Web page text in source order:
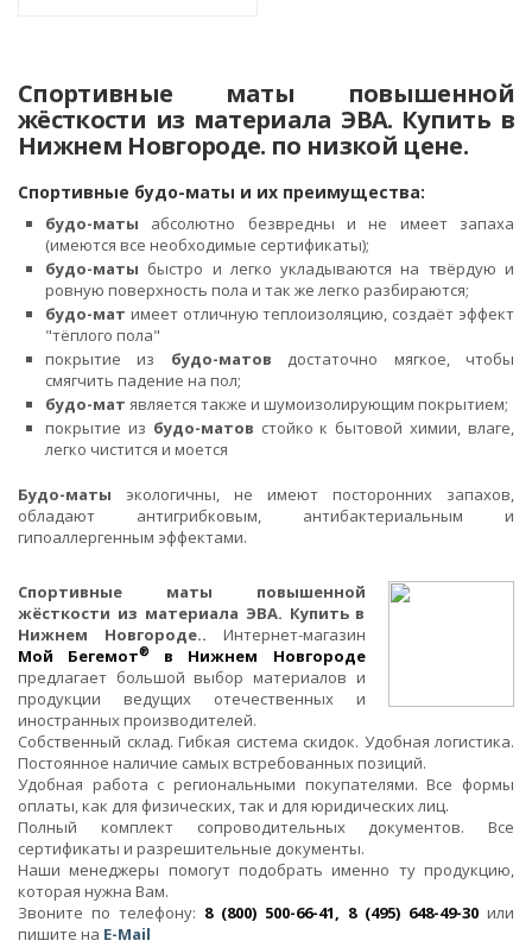
Спортивные маты повышенной
жёсткости из материала ЭВА. Купить в
Нижнем Новгороде. по низкой цене.
Спортивные будо-маты и их преимущества:
будо-маты абсолютно безвредны и не имеет запаха
(имеются все необходимые сертификаты);
будо-маты быстро и легко укладываются на твёрдую и
ровную поверхность пола и так же легко разбираются;
будо-мат имеет отличную теплоизоляцию, создаёт эффект
"тёплого пола"
покрытие из будо-матов достаточно мягкое, чтобы
смягчить падение на пол;
будо-мат является также и шумоизолирующим покрытием;
покрытие из будо-матов стойко к бытовой химии, влаге,
легко чистится и моется
Будо-маты экологичны, не имеют посторонних запахов,
обладают антигрибковым, антибактериальным и
гипоаллергенным эффектами.
Спортивные маты повышенной
жёсткости из материала ЭВА. Купить в
Нижнем Новгороде.. Интернет-магазин
Мой Бегемот®
в Нижнем Новгороде
предлагает большой выбор материалов и
продукции ведущих отечественных и
иностранных производителей.
Собственный склад. Гибкая система скидок. Удобная логистика.
Постоянное наличие самых встребованных позиций.
Удобная работа с региональными покупателями. Все формы
оплаты, как для физических, так и для юридических лиц.
Полный комплект сопроводительных документов. Все
сертификаты и разрешительные документы.
Наши менеджеры помогут подобрать именно ту продукцию,
которая нужна Вам.
Звоните по телефону: 8 (800) 500-66-41, 8 (495) 648-49-30 или
пишите на E-Mail